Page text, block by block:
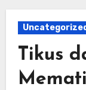
Tikus